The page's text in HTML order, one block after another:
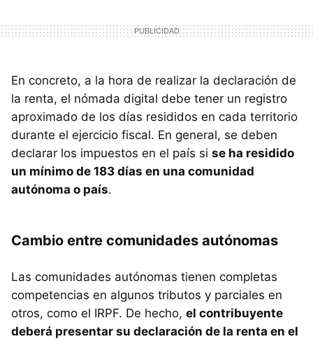
En concreto, a la hora de realizar la declaración de
la renta, el nómada digital debe tener un registro
aproximado de los días resididos en cada territorio
durante el ejercicio fiscal. En general, se deben
declarar los impuestos en el país si se ha residido
un mínimo de 183 días en una comunidad
autónoma o país.
Cambio entre comunidades autónomas
Las comunidades autónomas tienen completas
competencias en algunos tributos y parciales en
otros, como el IRPF. De hecho, el contribuyente
deberá presentar su declaración de la renta en el